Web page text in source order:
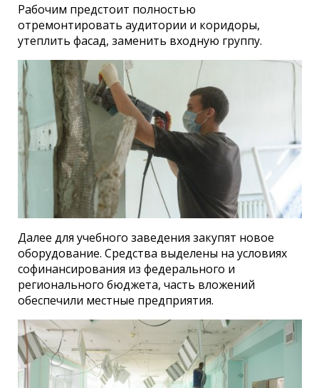
Рабочим предстоит полностью
отремонтировать аудитории и коридоры,
утеплить фасад, заменить входную группу.
Далее для учебного заведения закупят новое
оборудование. Средства выделены на условиях
софинансирования из федерального и
регионального бюджета, часть вложений
обеспечили местные предприятия.